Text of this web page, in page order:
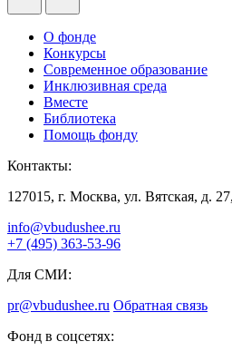
О фонде
Конкурсы
Современное образование
Инклюзивная среда
Вместе
Библиотека
Помощь фонду
Контакты:
127015, г. Москва, ул. Вятская, д.
info@vbudushee.ru
+7 (495) 363-53-96
Для СМИ:
pr@vbudushee.ru Обратная связь
Фонд в соцсетях: